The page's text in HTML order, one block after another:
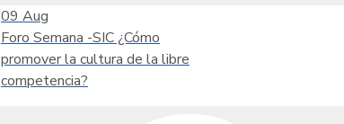
09 Aug
Foro Semana -SIC ¿Cómo
promover la cultura de la libre
competencia?